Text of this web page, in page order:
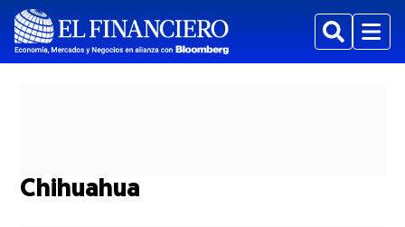
BuscarMenu
Chihuahua